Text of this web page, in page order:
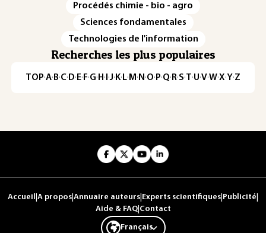
Procédés chimie - bio - agro
Sciences fondamentales
Technologies de l'information
Recherches les plus populaires
TOP·A·B·C· D· E· F·G· H · ·J· K· L· M · N ·O· P·Q· R·S·T·U·V·W·X·Y·Z
Accueil A propos Annuaire auteurs Experts scientifiques Publicité
Aide & FAQ| Contact
Français